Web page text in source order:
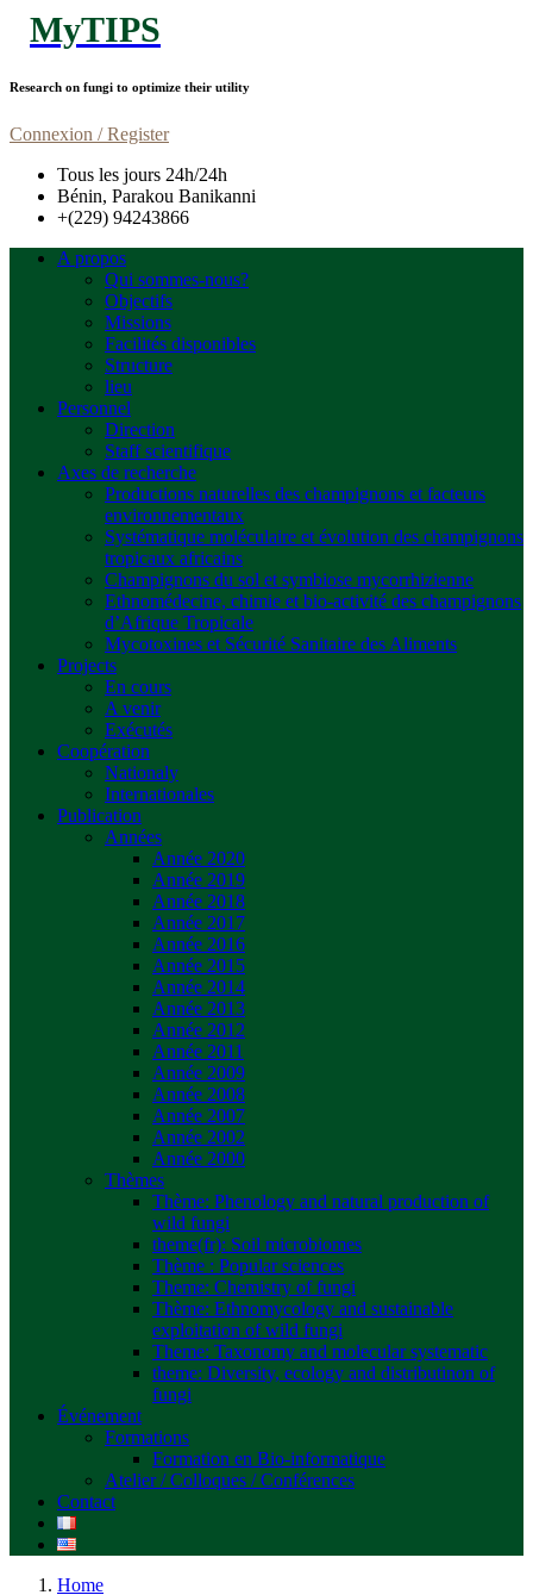
MyTIPS
Research on fungi to optimize their utility
Connexion / Register
Tous les jours 24h/24h
Bénin, Parakou Banikanni
+(229) 94243866
A propos
Qui sommes-nous?
Objectifs
Missions
Facilités disponibles
Structure
lieu
Personnel
Direction
Staff scientifique
Axes de recherche
Productions naturelles des champignons et facteurs
environnementaux
Systématique moléculaire et évolution des champignons
tropicaux africains
Champignons du sol et symbiose mycorrhizienne
Ethnomédecine, chimie et bio-activité des champignons
d’Afrique Tropicale
Mycotoxines et Sécurité Sanitaire des Aliments
Projects
En cours
A venir
Exécutés
Coopération
Nationaly
Internationales
Publication
Années
Année 2020
Année 2019
Année 2018
Année 2017
Année 2016
Année 2015
Année 2014
Année 2013
Année 2012
Année 2011
Année 2009
Année 2008
Année 2007
Année 2002
Année 2000
Thèmes
Thème: Phenology and natural production of
wild fungi
theme(fr): Soil microbiomes
Thème : Popular sciences
Theme: Chemistry of fungi
Thème: Ethnomycology and sustainable
exploitation of wild fungi
Theme: Taxonomy and molecular systematic
theme: Diversity, ecology and distributinon of
fungi
Événement
Formations
Formation en Bio-informatique
Atelier / Colloques / Conférences
Contact
Home